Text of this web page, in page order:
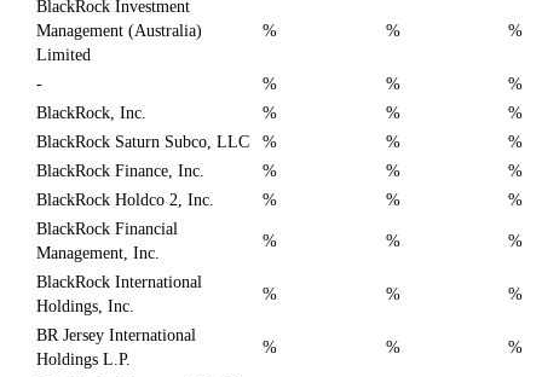
BlackRock Investment
Management (Australia)
Limited
% % %
- % %
%
BlackRock, Inc.
% %
%
BlackRock Saturn Subco, LLC
% %
%
BlackRock Finance, Inc.
% %
%
BlackRock Holdco 2, Inc.
% %
%
BlackRock Financial
Management, Inc.
% % %
BlackRock International
Holdings, Inc.
% % %
BR Jersey International
Holdings L.P.
% % %